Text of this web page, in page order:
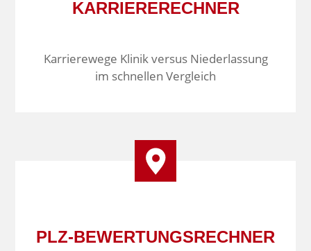
KARRIERERECHNER
Karrierewege Klinik versus Niederlassung
im schnellen Vergleich
PLZ-BEWERTUNGS­RECHNER